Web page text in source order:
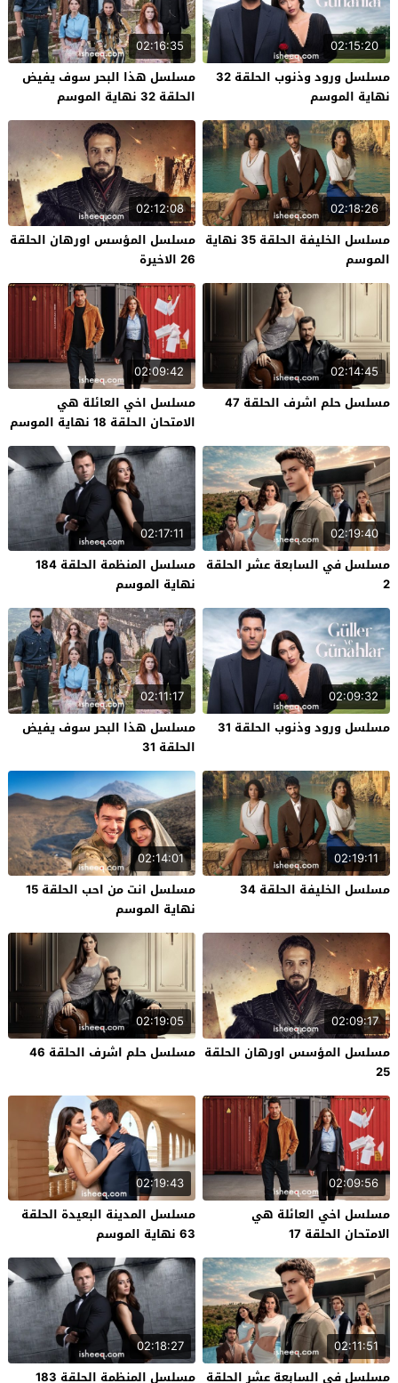
02:15:20
مسلسل ورود وذنوب الحلقة 32
نهاية الموسم
02:16:35
مسلسل هذا البحر سوف يفيض
الحلقة 32 نهاية الموسم
02:18:26
مسلسل الخليفة الحلقة 35 نهاية
الموسم
02:12:08
مسلسل المؤسس اورهان الحلقة
26 الاخيرة
02:14:45
مسلسل حلم اشرف الحلقة 47
02:09:42
مسلسل اخي العائلة هي
الامتحان الحلقة 18 نهاية الموسم
02:19:40
مسلسل في السابعة عشر الحلقة
2
02:17:11
مسلسل المنظمة الحلقة 184
نهاية الموسم
02:09:32
مسلسل ورود وذنوب الحلقة 31
02:11:17
مسلسل هذا البحر سوف يفيض
الحلقة 31
02:19:11
مسلسل الخليفة الحلقة 34
02:14:01
مسلسل انت من احب الحلقة 15
نهاية الموسم
02:09:17
مسلسل المؤسس اورهان الحلقة
25
02:19:05
مسلسل حلم اشرف الحلقة 46
02:09:56
مسلسل اخي العائلة هي
الامتحان الحلقة 17
02:19:43
مسلسل المدينة البعيدة الحلقة
63 نهاية الموسم
02:11:51
مسلسل في السابعة عشر الحلقة
02:18:27
مسلسل المنظمة الحلقة 183